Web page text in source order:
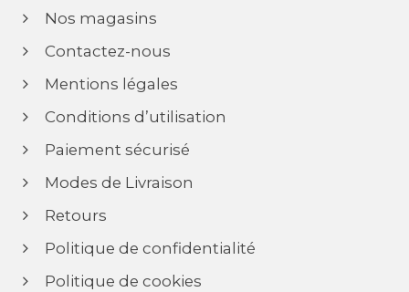
Nos magasins
Contactez-nous
Mentions légales
Conditions d’utilisation
Paiement sécurisé
Modes de Livraison
Retours
Politique de confidentialité
Politique de cookies